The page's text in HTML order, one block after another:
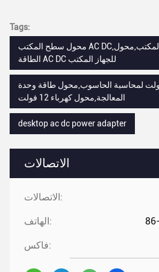
الاتصالات
الاتصالات:
الهاتف:
فاكس:
Tags:
محول سطح المكتب AC DC,محول طاقة سطح المكتب,محول
الطاقة AC DC للجهاز المكتب
طاقة 24 فولت لمحاسبة الحاسوب,محول طاقة وحدة
المعالجة,محول كهرباء 12 فولت
desktop ac dc power adapter